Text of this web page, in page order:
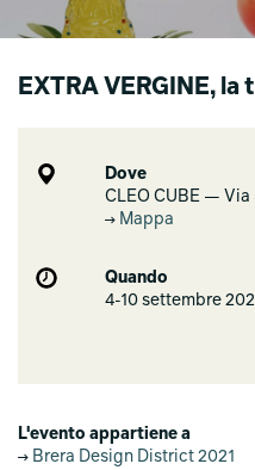
EXTRA VERGINE, la
Dove
CLEO CUBE — Via
Mappa
Quando
4-10 settembre
L'evento appartiene a
Brera Design District 2021